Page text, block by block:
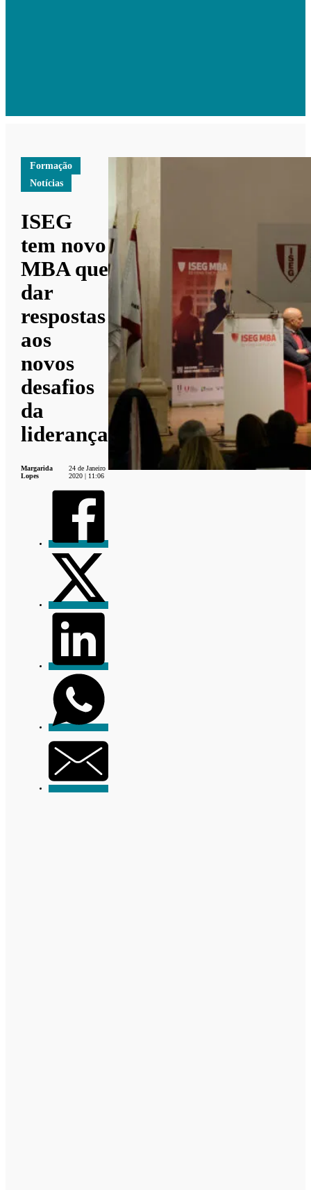
Formação
Notícias
ISEG
tem novo
MBA que
dar
respostas
aos
novos
desafios
da
liderança
Margarida
Lopes
24 de Janeiro
2020 | 11:06